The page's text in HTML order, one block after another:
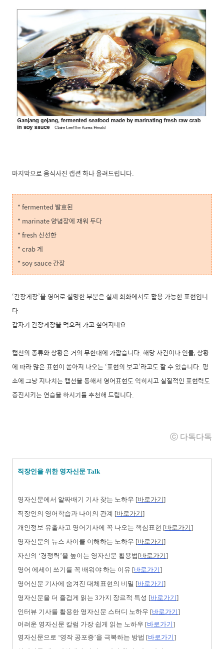
마지막으로 음식사진 캡션 하나 올려드립니다.
* fermented 발효된
* marinate 양념장에 재워 두다
* fresh 신선한
* crab 게
* soy sauce 간장
‘간장게장’을 영어로 설명한 부분은 실제 회화에서도 활용 가능한 표현입니
다.
갑자기 간장게장을 먹으러 가고 싶어지네요.
캡션의 종류와 상황은 거의 무한대에 가깝습니다. 해당 사건이나 인물, 상황
에 따라 많은 표현이 쏟아져 나오는 ‘표현의 보고’라고도 할 수 있습니다. 평
소에 그냥 지나치는 캡션을 통해서 영어표현도 익히시고 실질적인 표현력도
증진시키는 연습을 하시기를 추천해 드립니다.
ⓒ 다독다독
직장인을 위한 영자신문 Talk
영자신문에서 알짜배기 기사 찾는 노하우 [바로가기]
직장인의 영어학습과 나이의 관계 [바로가기]
개인정보 유출사고 영어기사에 꼭 나오는 핵심표현 [바로가기]
영자신문의 뉴스 사이클 이해하는 노하우 [바로가기]
자신의 ‘경쟁력’을 높이는 영자신문 활용법[바로가기]
영어 에세이 쓰기를 꼭 배워야 하는 이유 [바로가기]
영어신문 기사에 숨겨진 대체표현의 비밀 [바로가기]
영자신문을 더 즐겁게 읽는 3가지 장르적 특성 [바로가기]
인터뷰 기사를 활용한 영자신문 스터디 노하우 [바로가기]
어려운 영자신문 칼럼 가장 쉽게 읽는 노하우 [바로가기]
영자신문으로 ‘영작 공포증’을 극복하는 방법 [바로가기]